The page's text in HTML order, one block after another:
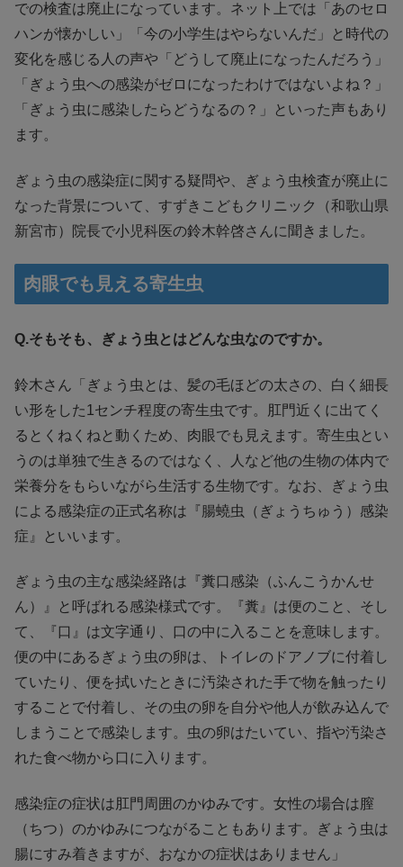
での検査は廃止になっています。ネット上では「あのセロ
ハンが懐かしい」「今の小学生はやらないんだ」と時代の
変化を感じる人の声や「どうして廃止になったんだろう」
「ぎょう虫への感染がゼロになったわけではないよね？」
「ぎょう虫に感染したらどうなるの？」といった声もあり
ます。
ぎょう虫の感染症に関する疑問や、ぎょう虫検査が廃止に
なった背景について、すずきこどもクリニック（和歌山県
新宮市）院長で小児科医の鈴木幹啓さんに聞きました。
肉眼でも見える寄生虫
Q.そもそも、ぎょう虫とはどんな虫なのですか。
鈴木さん「ぎょう虫とは、髪の毛ほどの太さの、白く細長
い形をした1センチ程度の寄生虫です。肛門近くに出てく
るとくねくねと動くため、肉眼でも見えます。寄生虫とい
うのは単独で生きるのではなく、人など他の生物の体内で
栄養分をもらいながら生活する生物です。なお、ぎょう虫
による感染症の正式名称は『腸蟯虫（ぎょうちゅう）感染
症』といいます。
ぎょう虫の主な感染経路は『糞口感染（ふんこうかんせ
ん）』と呼ばれる感染様式です。『糞』は便のこと、そし
て、『口』は文字通り、口の中に入ることを意味します。
便の中にあるぎょう虫の卵は、トイレのドアノブに付着し
ていたり、便を拭いたときに汚染された手で物を触ったり
することで付着し、その虫の卵を自分や他人が飲み込んで
しまうことで感染します。虫の卵はたいてい、指や汚染さ
れた食べ物から口に入ります。
感染症の症状は肛門周囲のかゆみです。女性の場合は膣
（ちつ）のかゆみにつながることもあります。ぎょう虫は
腸にすみ着きますが、おなかの症状はありません」